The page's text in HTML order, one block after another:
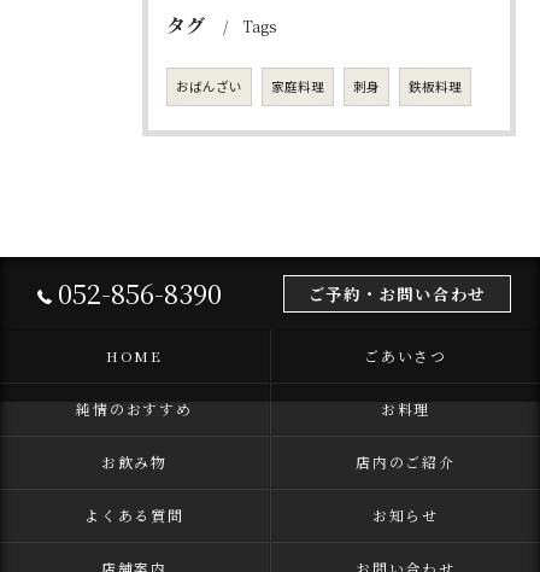
タグ Tags
おばんざい 家庭料理 刺身 鉄板料理
052-856-8390 ご予約・お問い合わせ
HOME ごあいさつ
純情のおすすめ お料理
お飲み物 店内のご紹介
よくある質問 お知らせ
店舗案内 お問い合わせ